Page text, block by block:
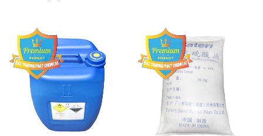
H2O2 – Hydrogen Peroxide
50% Taekwang Hàn Quốc
Sodium Sulphate – Muối
Sunfat Na2SO4 Sateri Trung
Quốc China